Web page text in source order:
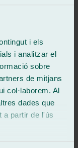
i els
i analitzar el
sobre
de mitjans
col·laborem. Al
dades que
a partir de l'ús
el teu vehicle
un procés ràpid i